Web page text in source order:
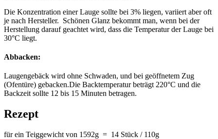
Die Konzentration einer Lauge sollte bei 3% liegen, variiert aber oft
je nach Hersteller. Schönen Glanz bekommt man, wenn bei der
Herstellung darauf geachtet wird, dass die Temperatur der Lauge bei
30°C liegt.
Abbacken:
Laugengebäck wird ohne Schwaden, und bei geöffnetem Zug
(Ofentüre) gebacken.Die Backtemperatur beträgt 220°C und die
Backzeit sollte 12 bis 15 Minuten betragen.
Rezept
für ein Teiggewicht von 1592g = 14 Stück / 110g